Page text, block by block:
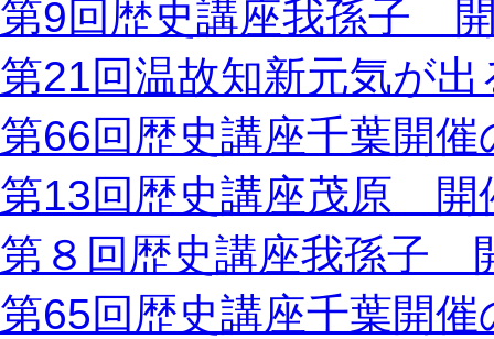
第9回歴史講座我孫子
第21回温故知新元気が
第66回歴史講座千葉開催
第13回歴史講座茂原 開
第８回歴史講座我孫子
第65回歴史講座千葉開催